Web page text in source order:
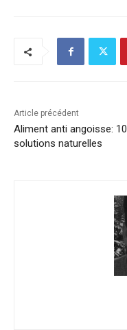
Article précédent
Aliment anti angoisse: 10
solutions naturelles